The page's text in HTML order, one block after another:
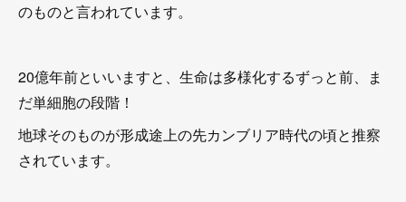
のものと言われています。
20億年前といいますと、生命は多様化するずっと前、ま
だ単細胞の段階！
地球そのものが形成途上の先カンブリア時代の頃と推察
されています。